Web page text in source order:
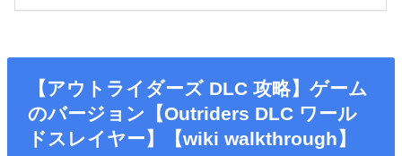
【アウトライダーズ DLC 攻略】ゲーム
のバージョン【Outriders DLC ワール
ドスレイヤー】【wiki walkthrough】